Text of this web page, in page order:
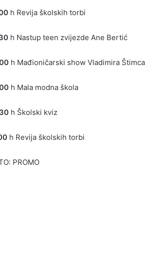
h Revija školskih torbi
h Nastup teen zvijezde Ane Bertić
h Mađioničarski show Vladimira Štimca
h Mala modna škola
h Školski kviz
h Revija školskih torbi
PROMO